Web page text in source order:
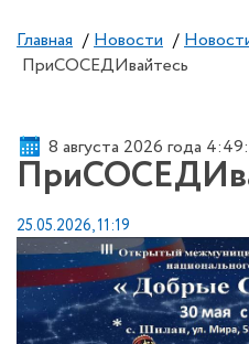
Главная / Новости /
ПриСОСЕДИвайтесь
8 августа 2026 года
25.05.2026, 11:19